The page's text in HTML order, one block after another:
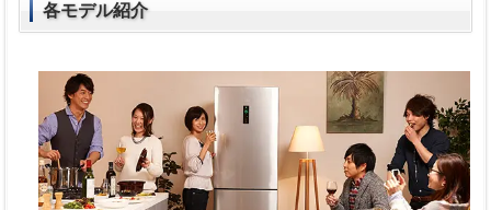
各モデル紹介